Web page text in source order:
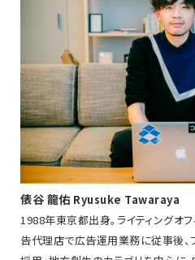
俵谷 龍佑 Ryusuke Tawaraya
1988年東京都出身。ライティングオフ
告代理店で広告運用業務に従事後、